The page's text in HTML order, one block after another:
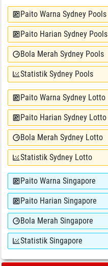
Paito Warna Sydney Pools
Paito Harian Sydney Pools
Bola Merah Sydney Pools
Statistik Sydney Pools
Paito Warna Sydney Lotto
Paito Harian Sydney Lotto
Bola Merah Sydney Lotto
Statistik Sydney Lotto
Paito Warna Singapore
Paito Harian Singapore
Bola Merah Singapore
Statistik Singapore